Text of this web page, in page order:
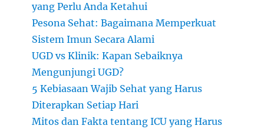
yang Perlu Anda Ketahui
Pesona Sehat: Bagaimana Memperkuat
Sistem Imun Secara Alami
UGD vs Klinik: Kapan Sebaiknya
Mengunjungi UGD?
5 Kebiasaan Wajib Sehat yang Harus
Diterapkan Setiap Hari
Mitos dan Fakta tentang ICU yang Harus